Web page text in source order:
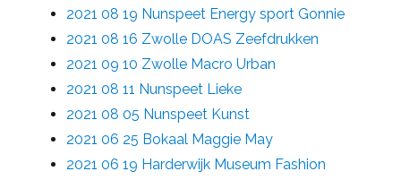
2021 08 19 Nunspeet Energy sport Gonnie
2021 08 16 Zwolle DOAS Zeefdrukken
2021 09 10 Zwolle Macro Urban
2021 08 11 Nunspeet Lieke
2021 08 05 Nunspeet Kunst
2021 06 25 Bokaal Maggie May
2021 06 19 Harderwijk Museum Fashion